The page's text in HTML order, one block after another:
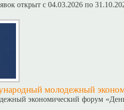
открыт с 04.03.2026 по
молодежный
экономический форум